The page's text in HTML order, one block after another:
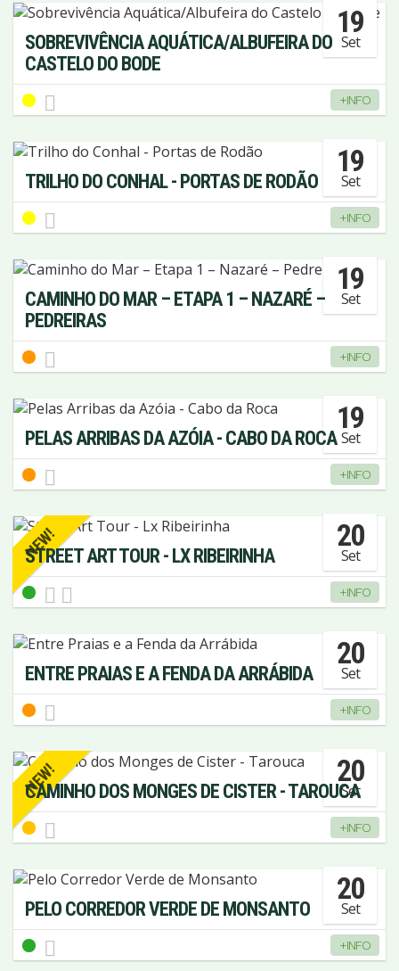
19
Set
SOBREVIVÊNCIA AQUÁTICA/ALBUFEIRA DO
CASTELO DO BODE
+INFO
19
Set
TRILHO DO CONHAL - PORTAS DE RODÃO
+INFO
19
Set
CAMINHO DO MAR – ETAPA 1 – NAZARÉ –
PEDREIRAS
+INFO
19
Set
PELAS ARRIBAS DA AZÓIA - CABO DA ROCA
+INFO
NEW! 20
Set
STREET ART TOUR - LX RIBEIRINHA
+INFO
20
Set
ENTRE PRAIAS E A FENDA DA ARRÁBIDA
+INFO
NEW! 20
Set
CAMINHO DOS MONGES DE CISTER - TAROUCA
+INFO
20
Set
PELO CORREDOR VERDE DE MONSANTO
+INFO